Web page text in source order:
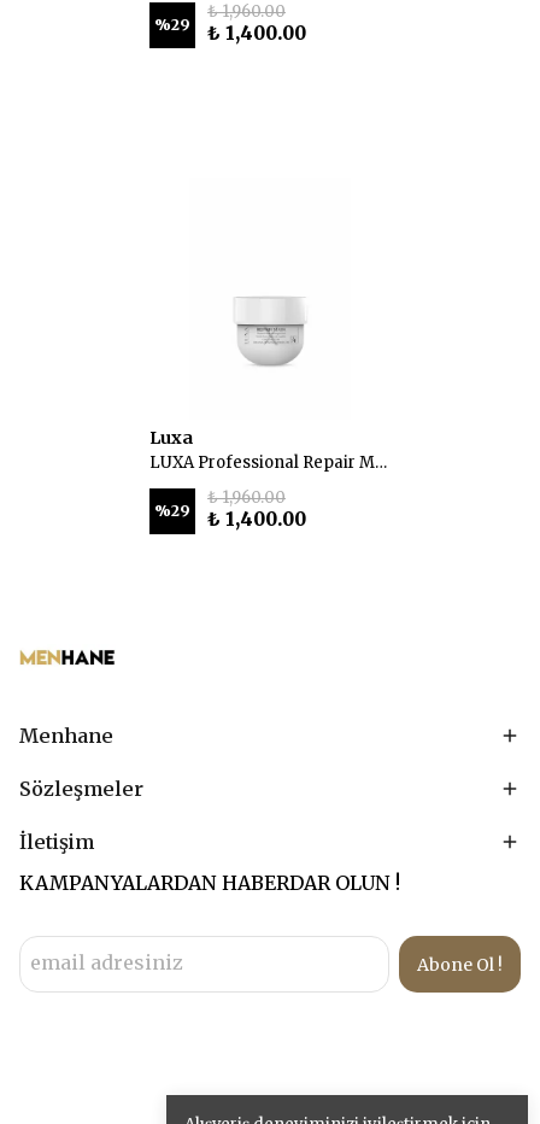
%29
₺ 1,960.00
₺ 1,400.00
Luxa
LUXA Professional Repair Maske 250 ml
%29
₺ 1,960.00
₺ 1,400.00
Menhane
Sözleşmeler
İletişim
KAMPANYALARDAN HABERDAR OLUN !
Abone Ol !